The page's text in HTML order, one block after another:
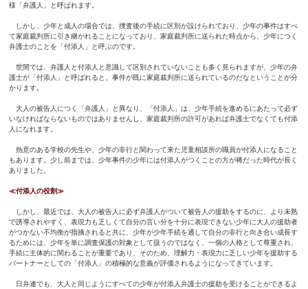
様「弁護人」と呼ばれます。
しかし、少年と成人の場合では、捜査後の手続に区別が設けられており、少年の事件はすべ
て家庭裁判所に引き継がれることになっており、家庭裁判所に送られた時点から、少年につく
弁護士のことを「付添人」と呼ぶのです。
世間では、弁護人と付添人と意識して区別されていないことも多く見られますが、少年の弁
護士が「付添人」と呼ばれると、事件が既に家庭裁判所に送られているのだなということが分
かります。
大人の被告人につく「弁護人」と異なり、「付添人」は、少年手続を進めるにあたって必ず
いなければならないものではありませんし、家庭裁判所の許可があれば弁護士でなくても付添
人になれます。
熱意のある学校の先生や、少年の非行と関わって来た児童相談所の職員が付添人になること
もあります。少し前までは、少年事件の少年には付添人がつくことの方が稀だった時代が長く
ありました。
≪付添人の役割≫
しかし、最近では、大人の被告人に必ず弁護人がついて被告人の援助をするのに、より未熟
で誘導されやすく、表現力も乏しくて自分の言い分を十分に表現できない少年に大人の援助者
がつかない不均衡が指摘されると共に、少年が少年手続を通して自分の非行と向き合い成長す
るためには、少年を単に調査保護の対象として扱うのではなく、一個の人格として尊重され、
手続に主体的に関わることが重要であり、そのため、理解力・表現力に乏しい少年を援助する
パートナーとしての「付添人」の積極的な意義が評価されるようになってきています。
日弁連でも、大人と同じようにすべての少年が付添人弁護士の援助を受けることができるよ